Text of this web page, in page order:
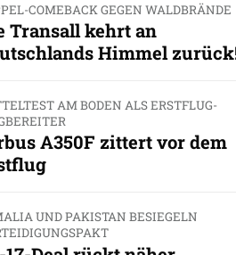
COMEBACK GEGEN WALDBRÄNDE
Transall kehrt an
Himmel
AM BODEN ALS ERSTFLUG-
A350F zittert vor dem
UND PAKISTAN BESIEGELN